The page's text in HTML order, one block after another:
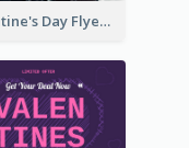
Valentine's Day Flyer With Photo Of Couple